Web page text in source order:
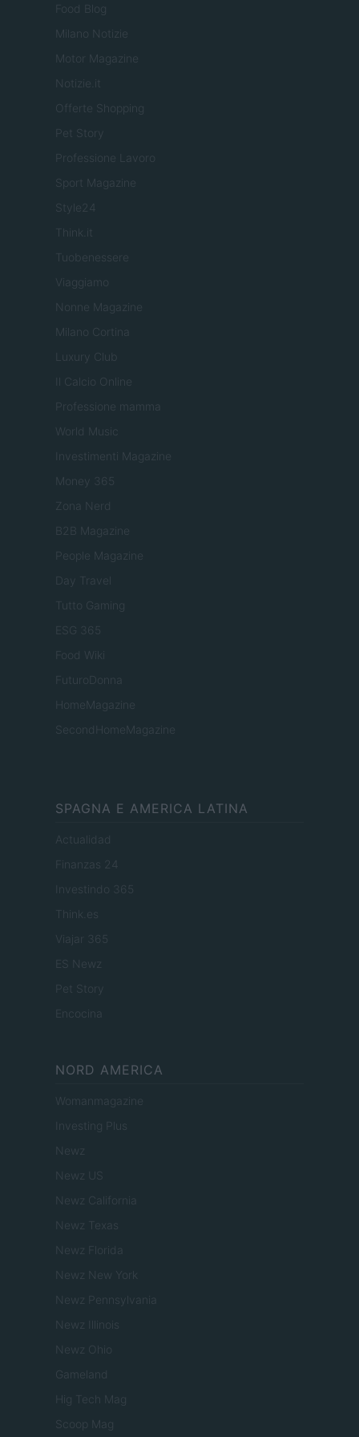
Food Blog
Milano Notizie
Motor Magazine
Notizie.it
Offerte Shopping
Pet Story
Professione Lavoro
Sport Magazine
Style24
Think.it
Tuobenessere
Viaggiamo
Nonne Magazine
Milano Cortina
Luxury Club
Il Calcio Online
Professione mamma
World Music
Investimenti Magazine
Money 365
Zona Nerd
B2B Magazine
People Magazine
Day Travel
Tutto Gaming
ESG 365
Food Wiki
FuturoDonna
HomeMagazine
SecondHomeMagazine
SPAGNA E AMERICA LATINA
Actualidad
Finanzas 24
Investindo 365
Think.es
Viajar 365
ES Newz
Pet Story
Encocina
NORD AMERICA
Womanmagazine
Investing Plus
Newz
Newz US
Newz California
Newz Texas
Newz Florida
Newz New York
Newz Pennsylvania
Newz Illinois
Newz Ohio
Gameland
Hig Tech Mag
Scoop Mag